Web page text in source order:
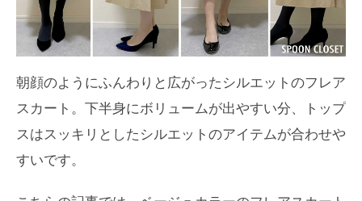
朝顔のようにふんわりと広がったシルエットのフレア
スカート。下半身にボリュームが出やすい分、トップ
スはスッキリとしたシルエットのアイテムが合わせや
すいです。